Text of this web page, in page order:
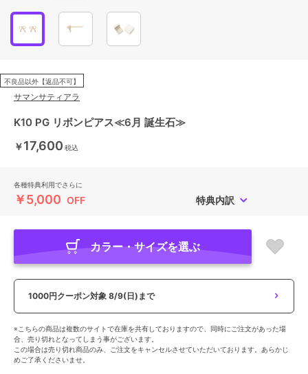
不良品以外【返品不可】
サマンサティアラ
K10 PG リボンピアス≪6月 誕生石≫
￥17,600 税込
各種特典利用でさらに
￥5,000 OFF 特典内訳
カラー・サイズを選ぶ
1000円クーポン対象 8/9(日)まで
※こちらの商品は複数のサイトで在庫を共有しておりますので、同時にご注文があった場
合、売り切れとなってしまう事がございます。
この場合は売り切れ商品のみ、ご注文をキャンセルさせていただいております。あらかじ
めご了承くださいませ。